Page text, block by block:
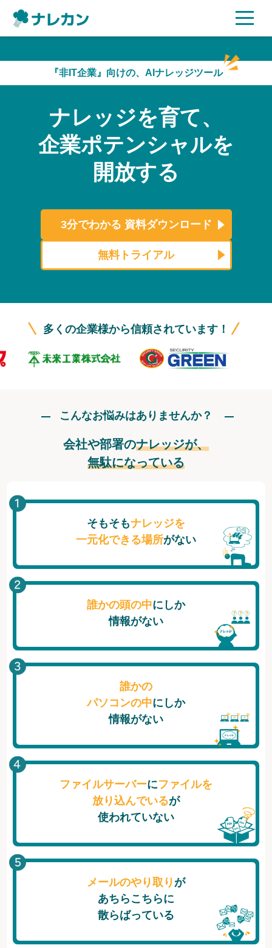
AI機能
ご利用企業様の声
セキュリティ
よくある質問
資料ダウンロード
ログイン
『非IT企業』向けの、AIナレッジツール
ナレッジを育て、
企業ポテンシャルを
開放する
3分でわかる 資料ダウンロード
無料トライアル
多くの企業様から信頼されています！
こんなお悩みはありませんか？
会社や部署のナレッジが、
無駄になっている
そもそもナレッジを
一元化できる場所がない
誰かの頭の中にしか
情報がない
誰かの
パソコンの中にしか
情報がない
ファイルサーバーにファイルを
放り込んでいるが
使われていない
メールのやり取り が
あちらこちらに
散らばっている